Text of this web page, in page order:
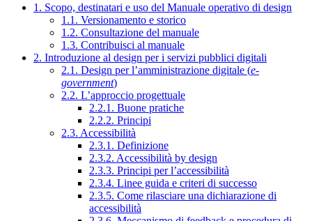
1. Scopo, destinatari e uso del Manuale operativo di design
1.1. Versionamento e storico
1.2. Consultazione del manuale
1.3. Contribuisci al manuale
2. Introduzione al design per i servizi pubblici digitali
2.1. Design per l’amministrazione digitale (e-
government)
2.2. L’approccio progettuale
2.2.1. Buone pratiche
2.2.2. Principi
2.3. Accessibilità
2.3.1. Definizione
2.3.2. Accessibilità by design
2.3.3. Principi per l’accessibilità
2.3.4. Linee guida e criteri di successo
2.3.5. Come rilasciare una dichiarazione di
accessibilità